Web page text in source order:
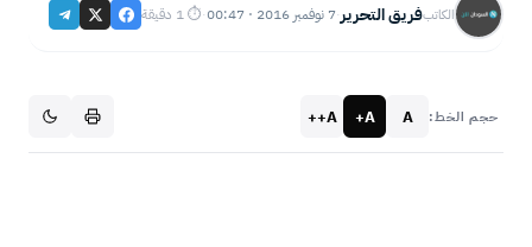
الكاتبفريق التحرير·7 نوفمبر 2016 · 00:47 ·⏱ 1 دقيقة
حجم الخط: A
A+
A++